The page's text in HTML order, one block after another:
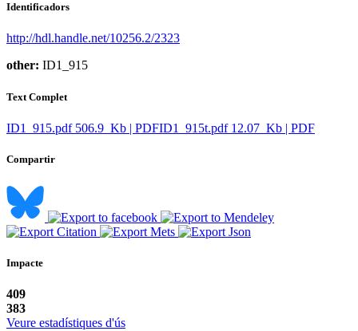
Identificadors
http://hdl.handle.net/10256.2/2323
other: ID1_915
Text Complet
ID1_915.pdf 506.9 Kb | PDFID1_915t.pdf 12.07 Kb | PDF
Compartir
Impacte
409
383
Veure estadístiques d'ús